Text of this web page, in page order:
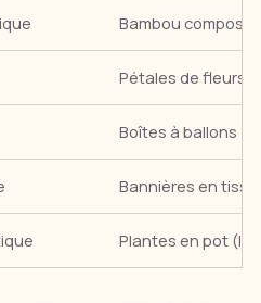
Bambou
Pétales de fleurs,
Boîtes à ballons
Bannières en
Plantes en pot